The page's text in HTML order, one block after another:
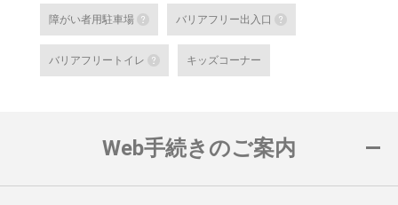
au SaKuTTO（セルフ端末）
お客さまご自身でお手続き可
対応可能なお手続きなど詳細は
障がい者用駐車場
障がい者用の駐車スペースをご用意して
バリアフリー出入口
バリアフリートイレ
置している店舗です。
詳細はこちら
キッズコーナー
Web手続きのご案内